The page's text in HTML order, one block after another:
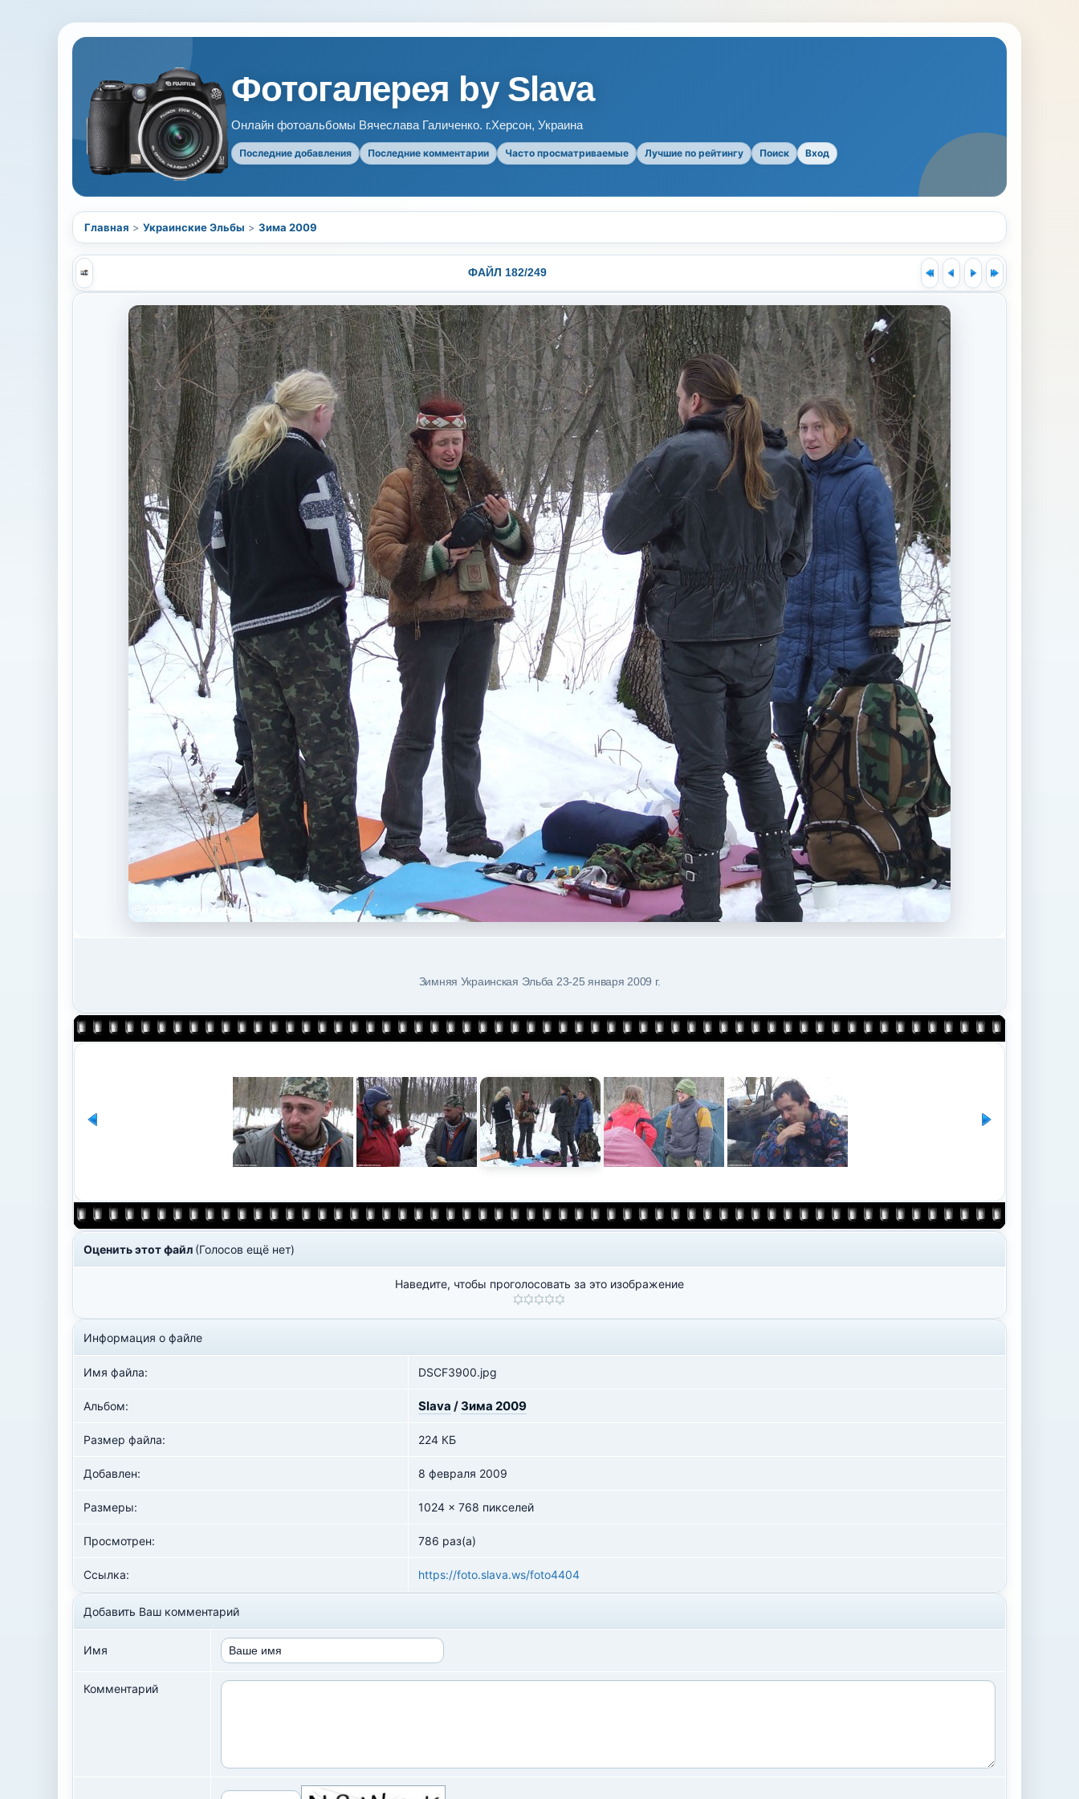
Фотогалерея by Slava
Онлайн фотоальбомы Вячеслава Галиченко. г.Херсон, Украина
Последние добавления Последние комментарии Часто просматриваемые Лучшие по рейтингу Поиск Вход
Главная > Украинские Эльбы > Зима 2009
ФАЙЛ 182/249
Зимняя Украинская Эльба 23-25 января 2009 г.
Оценить этот файл (Голосов ещё нет)
Наведите, чтобы проголосовать за это изображение
Информация о файле
Имя файла: DSCF3900.jpg
Альбом: Slava / Зима 2009
Размер файла: 224 КБ
Добавлен: 8 февраля 2009
Размеры: 1024 x 768 пикселей
Просмотрен: 786 раз(а)
Ссылка: https://foto.slava.ws/foto4404
Добавить Ваш комментарий
Имя
Комментарий